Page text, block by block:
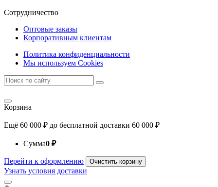
Сотрудничество
Оптовые заказы
Корпоративным клиентам
Политика конфиденциальности
Мы используем Cookies
Корзина
Ещё 60 000 ₽ до бесплатной доставки 60 000 ₽
Сумма0 ₽
Перейти к оформлению Очистить корзину
Узнать условия доставки